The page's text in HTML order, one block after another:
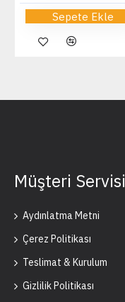
Sepete Ekle
Müşteri Servisi
Aydınlatma Metni
Çerez Politikası
Teslimat & Kurulum
Gizlilik Politikası